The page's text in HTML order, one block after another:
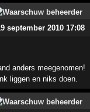
september 2010 17:08
anders meegenomen!
liggen en niks doen.